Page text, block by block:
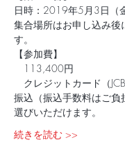
日時：2019年5月3日（
集合場所はお申し込み後
す。
【参加費】
113,400円
クレジットカード（
振込（振込手数料はご負
選びいただけます。
続きを読む >>